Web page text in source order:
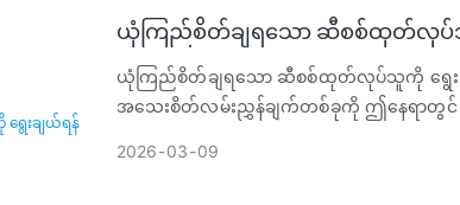
ယုံကြည်စိတ်ချရသော ဆီစစ်ထုတ်လုပ်သူ
ယုံကြည်စိတ်ချရသော ဆီစစ်ထုတ်လုပ်သူကို ရွေးချ
အသေးစိတ်လမ်းညွှန်ချက်တစ်ခုကို ဤနေရာတွင် ဖ
2026 03 09